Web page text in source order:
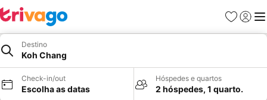
Favoritos
Iniciar
Destino
Koh Chang
Check-in/out
Escolha as datas
Hóspedes e quartos
2 hóspedes, 1 quarto.